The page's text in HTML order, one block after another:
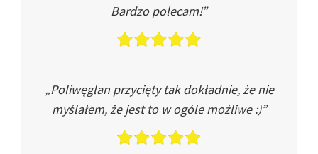
Bardzo polecam!”
„Poliwęglan przycięty tak dokładnie, że nie
myślałem, że jest to w ogóle możliwe :)”